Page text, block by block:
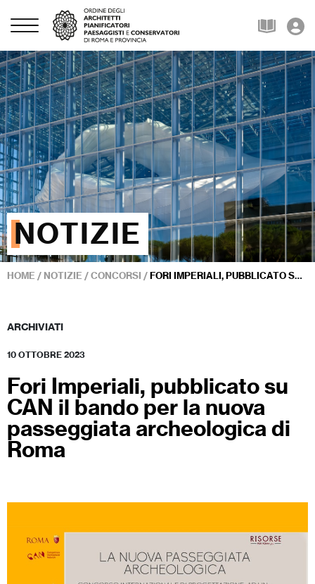
NOTIZIE
HOME / NOTIZIE /CONCORSI /FORI IMPERIALI, PUBBLICATO SU CAN IL BANDO PER LA NUOVA PASSEGGIATA ARCHEOLOGICA DI ROMA
ARCHIVIATI
10 OTTOBRE 2023
Fori Imperiali, pubblicato su
CAN il bando per la nuova
passeggiata archeologica di
Roma